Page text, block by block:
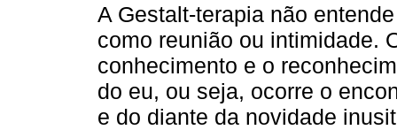
A Gestalt-terapia não
como reunião ou intimidade.
conhecimento e o
do eu, ou seja, ocorre o
e do diante da novidade